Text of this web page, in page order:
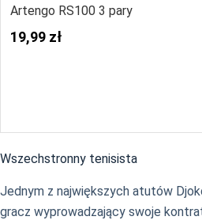
Artengo RS100 3 pary
19,99 zł
Wszechstronny tenisista
Jednym z największych atutów
gracz wyprowadzający swoje